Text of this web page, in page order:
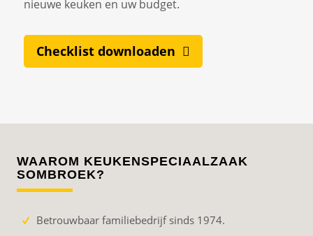
nieuwe keuken en uw budget.
Checklist downloaden
WAAROM KEUKENSPECIAALZAAK
SOMBROEK?
Betrouwbaar familiebedrijf sinds 1974.